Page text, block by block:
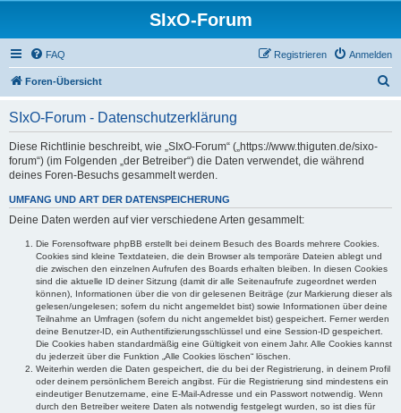
SIxO-Forum
FAQ Anmelden
Registrieren
Foren-Übersicht
SIxO-Forum - Datenschutzerklärung
Diese Richtlinie beschreibt, wie „SIxO-Forum“ („https://www.thiguten.de/sixo-
forum“) (im Folgenden „der Betreiber“) die Daten verwendet, die während
deines Foren-Besuchs gesammelt werden.
UMFANG UND ART DER DATENSPEICHERUNG
Deine Daten werden auf vier verschiedene Arten gesammelt:
Die Forensoftware phpBB erstellt bei deinem Besuch des Boards mehrere Cookies.
Cookies sind kleine Textdateien, die dein Browser als temporäre Dateien ablegt und
die zwischen den einzelnen Aufrufen des Boards erhalten bleiben. In diesen Cookies
sind die aktuelle ID deiner Sitzung (damit dir alle Seitenaufrufe zugeordnet werden
können), Informationen über die von dir gelesenen Beiträge (zur Markierung dieser als
gelesen/ungelesen; sofern du nicht angemeldet bist) sowie Informationen über deine
Teilnahme an Umfragen (sofern du nicht angemeldet bist) gespeichert. Ferner werden
deine Benutzer-ID, ein Authentifizierungsschlüssel und eine Session-ID gespeichert.
Die Cookies haben standardmäßig eine Gültigkeit von einem Jahr. Alle Cookies kannst
du jederzeit über die Funktion „Alle Cookies löschen“ löschen.
Weiterhin werden die Daten gespeichert, die du bei der Registrierung, in deinem Profil
oder deinem persönlichem Bereich angibst. Für die Registrierung sind mindestens ein
eindeutiger Benutzername, eine E-Mail-Adresse und ein Passwort notwendig. Wenn
durch den Betreiber weitere Daten als notwendig festgelegt wurden, so ist dies für